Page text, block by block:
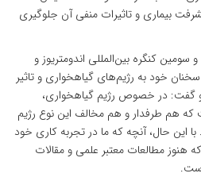
بیماری و تاثیرات منفی آن جلوگیری
کنگره بین‌المللی اندومتریوز و
خود به رژیم‌های گیاهخواری و تاثیر
و گفت: در خصوص رژیم گیاهخواری،
هم طرفدار و هم مخالف این نوع رژیم
این حال، آنچه که ما در تجربه کاری خود
مطالعات معتبر علمی و مقالات